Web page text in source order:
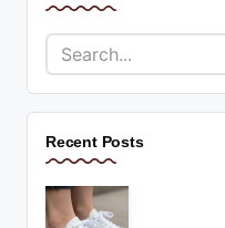
Recent Posts